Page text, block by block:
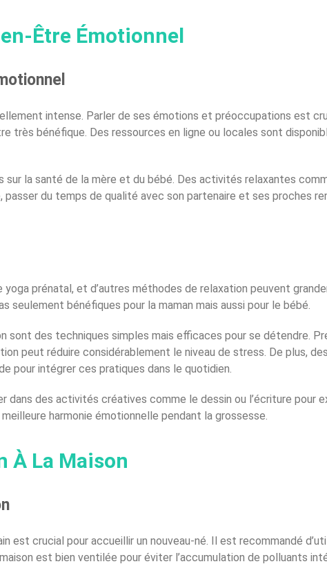
Être Émotionnel
intense. Parler de ses émotions et préoccupations est
très bénéfique. Des ressources en ligne ou locales sont
la santé de la mère et du bébé. Des activités relaxantes
passer du temps de qualité avec son partenaire et ses
prénatal, et d’autres méthodes de relaxation peuvent
seulement bénéfiques pour la maman mais aussi pour le bébé.
sont des techniques simples mais efficaces pour se détendre.
peut réduire considérablement le niveau de stress. De plus,
pour intégrer ces pratiques dans le quotidien.
dans des activités créatives comme le dessin ou l’écriture pour
harmonie émotionnelle pendant la grossesse.
À La Maison
est crucial pour accueillir un nouveau-né. Il est recommandé
est bien ventilée pour éviter l’accumulation de polluants